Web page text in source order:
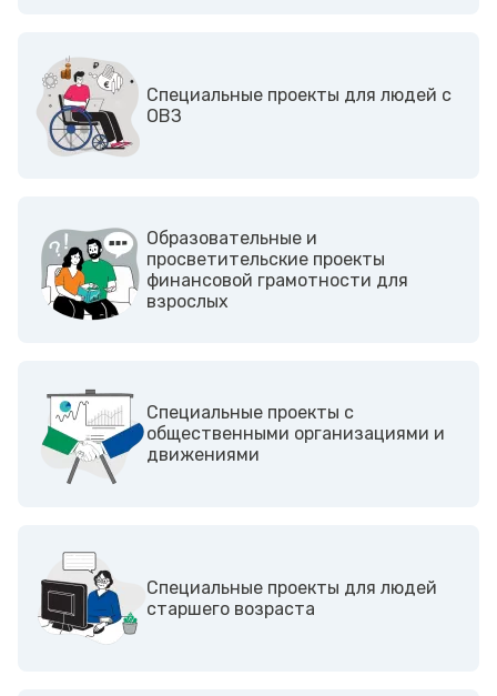
Cпециальные проекты для людей с
ОВЗ
Образовательные и
просветительские проекты
финансовой грамотности для
взрослых
Cпециальные проекты с
общественными организациями и
движениями
Специальные проекты для людей
старшего возраста